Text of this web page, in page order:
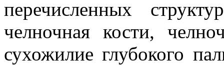
перечисленных
челночная кости,
сухожилие глубокого